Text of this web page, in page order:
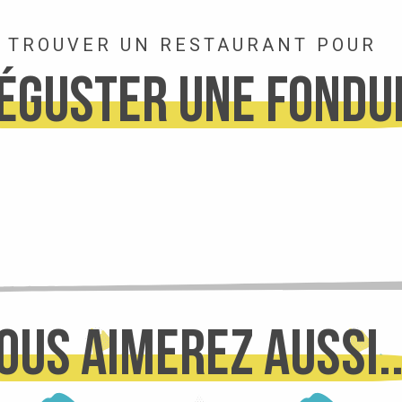
TROUVER UN RESTAURANT POUR
une
aimerez